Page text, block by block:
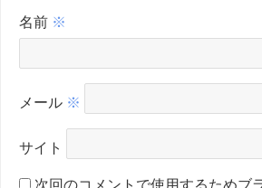
名前 ※
メール ※
サイト
次回のコメントで使用するためブ